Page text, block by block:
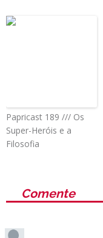
Papricast 189 /// Os
Super-Heróis e a
Filosofia
Comente